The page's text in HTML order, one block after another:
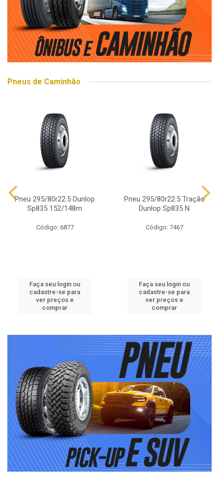
Pneus de Caminhão
Pneu 295/80r22.5 Dunlop
Sp835 152/148m
Código: 6877
Faça seu login ou
cadastre-se para
ver preços e
comprar
Pneu 295/80r22.5 Tração
Dunlop Sp835 N
Código: 7467
Faça seu login ou
cadastre-se para
ver preços e
comprar